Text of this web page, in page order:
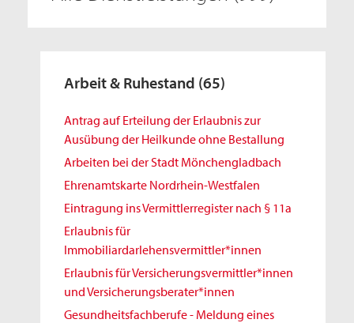
Arbeit & Ruhestand (65)
Antrag auf Erteilung der Erlaubnis zur
Ausübung der Heilkunde ohne Bestallung
Arbeiten bei der Stadt Mönchengladbach
Ehrenamtskarte Nordrhein-Westfalen
Eintragung ins Vermittlerregister nach § 11a
Erlaubnis für
Immobiliardarlehensvermittler*innen
Erlaubnis für Versicherungsvermittler*innen
und Versicherungsberater*innen
Gesundheitsfachberufe - Meldung eines